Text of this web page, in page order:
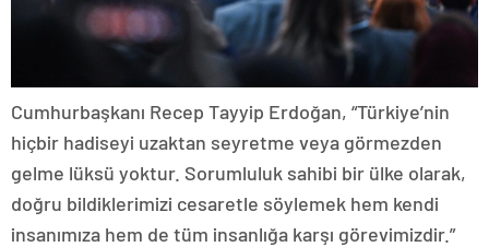
Cumhurbaşkanı Recep Tayyip Erdoğan, “Türkiye’nin
hiçbir hadiseyi uzaktan seyretme veya görmezden
gelme lüksü yoktur. Sorumluluk sahibi bir ülke olarak,
doğru bildiklerimizi cesaretle söylemek hem kendi
insanımıza hem de tüm insanlığa karşı görevimizdir.”